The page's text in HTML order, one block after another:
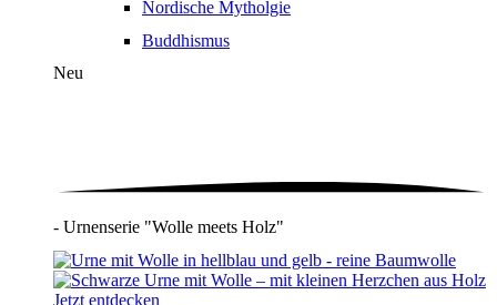
Nordische Mytholgie
Buddhismus
Neu
- Urnenserie "Wolle meets Holz"
Jetzt entdecken